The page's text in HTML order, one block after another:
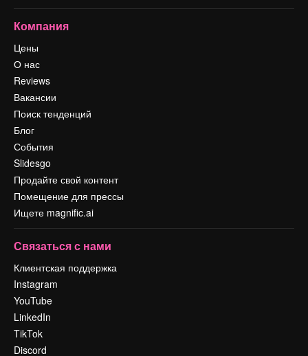
Компания
Цены
О нас
Reviews
Вакансии
Поиск тенденций
Блог
События
Slidesgo
Продайте свой контент
Помещение для прессы
Ищете magnific.ai
Связаться с нами
Клиентская поддержка
Instagram
YouTube
LinkedIn
TikTok
Discord